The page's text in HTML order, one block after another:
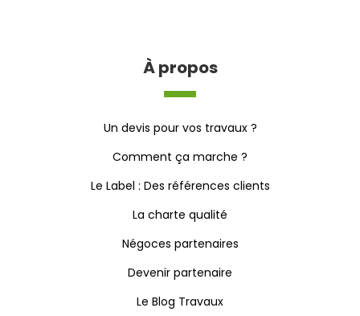
À propos
Un devis pour vos travaux ?
Comment ça marche ?
Le Label : Des références clients
La charte qualité
Négoces partenaires
Devenir partenaire
Le Blog Travaux